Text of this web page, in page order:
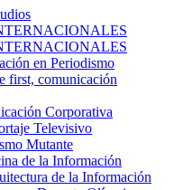
en Periodismo
first, comunicación
Corporativa
Televisivo
Mutante
de la Información
de la Información